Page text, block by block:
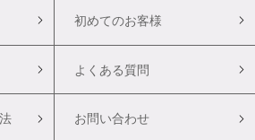
初めてのお客様
よくある質問
お問い合わせ